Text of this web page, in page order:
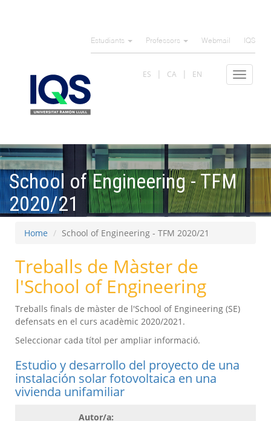
Estudiants Professors Webmail IQS
Toggle
ES CA EN
School of Engineering - TFM
2020/21
Home School of Engineering - TFM 2020/21
Treballs de Màster de
l'School of Engineering
Treballs finals de màster de l'School of Engineering (SE)
defensats en el curs acadèmic 2020/2021.
Seleccionar cada títol per ampliar informació.
Estudio y desarrollo del proyecto de una
instalación solar fotovoltaica en una
vivienda unifamiliar
Autor/a: